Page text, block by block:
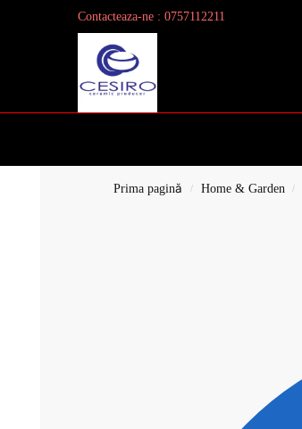
Contacteaza-ne : 0757112211
Search
Prima pagină / Home & Garden /